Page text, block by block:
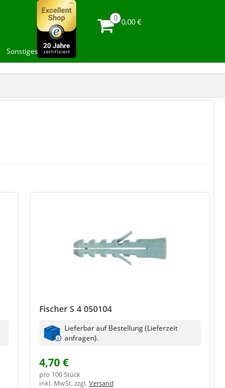
0,00 €
Sonstiges
Fischer S 4 050104
Lieferbar auf Bestellung (Lieferzeit
anfragen).
4,70 €
pro 100 Stück
inkl. MwSt. zzgl. Versand